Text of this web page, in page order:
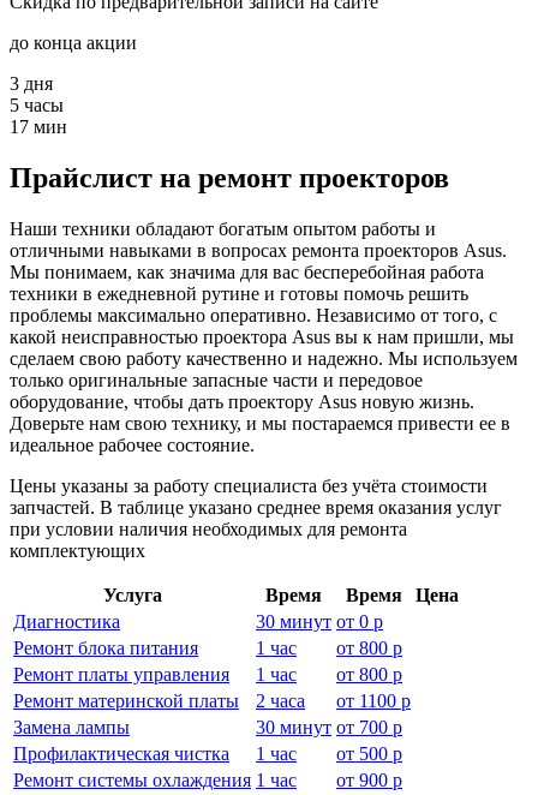
до конца акции
3 дня
5 часы
17 мин
Прайслист на ремонт проекторов
Наши техники обладают богатым опытом работы и
отличными навыками в вопросах ремонта проекторов Asus.
Мы понимаем, как значима для вас бесперебойная работа
техники в ежедневной рутине и готовы помочь решить
проблемы максимально оперативно. Независимо от того, с
какой неисправностью проектора Asus вы к нам пришли, мы
сделаем свою работу качественно и надежно. Мы используем
только оригинальные запасные части и передовое
оборудование, чтобы дать проектору Asus новую жизнь.
Доверьте нам свою технику, и мы постараемся привести ее в
идеальное рабочее состояние.
Цены указаны за работу специалиста без учёта стоимости
запчастей. В таблице указано среднее время оказания услуг
при условии наличия необходимых для ремонта
комплектующих
Услуга Время Время
Цена
Диагностика
30 минут от 0 р
Ремонт блока питания
1 час от 800 р
Ремонт платы управления
1 час от 800 р
Ремонт материнской платы
2 часа от 1100 р
Замена лампы
30 минут от 700 р
Профилактическая чистка
1 час от 500 р
Ремонт системы охлаждения 1 час от 900 р